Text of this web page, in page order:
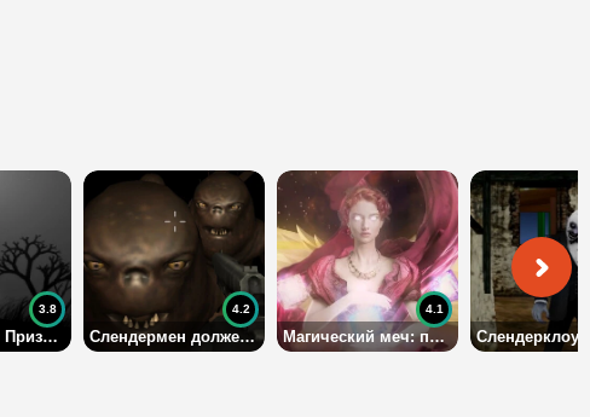
Блуждающий Призрак
3.8
Слендермен должен умереть
4.2
Магический меч: последний крестовый поход
4.1